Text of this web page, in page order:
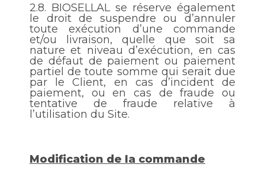
2.8. BIOSELLAL se réserve également
le droit de suspendre ou d’annuler
toute exécution d’une commande
et/ou livraison, quelle que soit sa
nature et niveau d’exécution, en cas
de défaut de paiement ou paiement
partiel de toute somme qui serait due
par le Client, en cas d’incident de
paiement, ou en cas de fraude ou
tentative de fraude relative à
l’utilisation du Site.
Modification de la commande